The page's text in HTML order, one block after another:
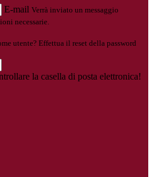
E-mail Verrà inviato un messaggio
necessarie.
utente? Effettua il reset della password
la casella di posta elettronica!